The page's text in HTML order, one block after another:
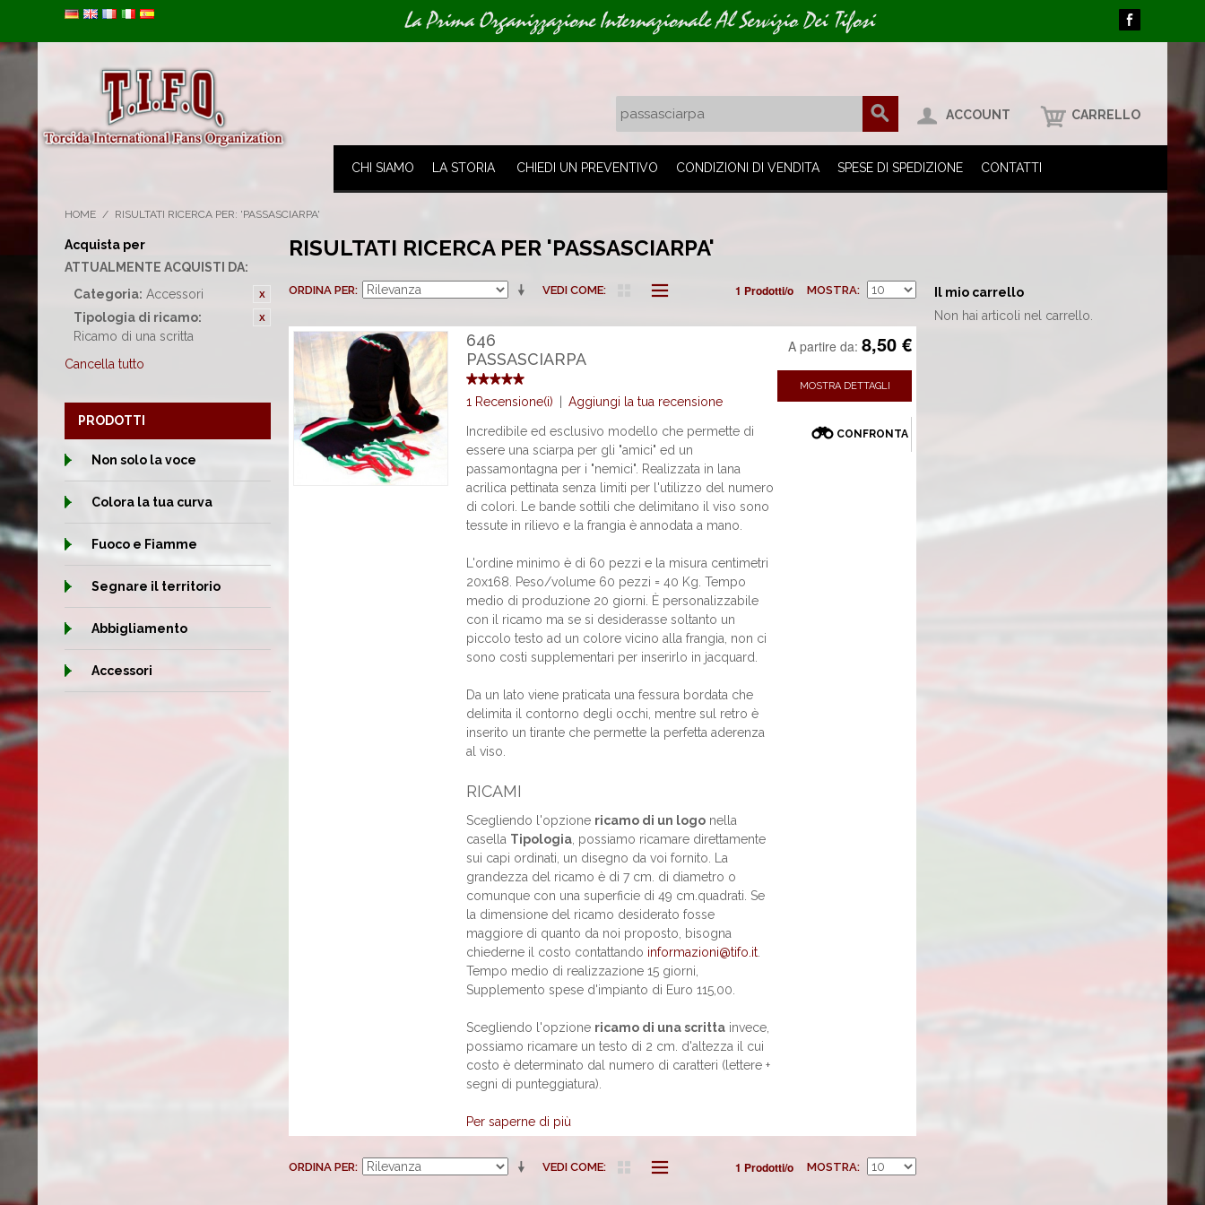
La Prima Organizzazione Internazionale Al Servizio Dei Tifosi
ACCOUNT CARRELLO
CHI SIAMO LA STORIA CHIEDI UN PREVENTIVO CONDIZIONI DI VENDITA SPESE DI SPEDIZIONE CONTATTI
HOME / RISULTATI RICERCA PER: 'PASSASCIARPA'
Acquista per
ATTUALMENTE ACQUISTI DA:
Categoria: Accessori
Tipologia di ricamo:
Ricamo di una scritta
Cancella tutto
RISULTATI RICERCA PER 'PASSASCIARPA'
VEDI COME
ORDINA PER 1 Prodotti/o MOSTRA
646
PASSASCIARPA
1 Recensione(i) Aggiungi la tua recensione
A partire da: 8,50 €
MOSTRA DETTAGLI
CONFRONTA
Incredibile ed esclusivo modello che permette di
essere una sciarpa per gli "amici" ed un
passamontagna per i "nemici". Realizzata in lana
acrilica pettinata senza limiti per l'utilizzo del numero
di colori. Le bande sottili che delimitano il viso sono
tessute in rilievo e la frangia è annodata a mano.
L'ordine minimo è di 60 pezzi e la misura centimetri
20x168. Peso/volume 60 pezzi = 40 Kg. Tempo
medio di produzione 20 giorni. È personalizzabile
con il ricamo ma se si desiderasse soltanto un
piccolo testo ad un colore vicino alla frangia, non ci
sono costi supplementari per inserirlo in jacquard.
Da un lato viene praticata una fessura bordata che
delimita il contorno degli occhi, mentre sul retro è
inserito un tirante che permette la perfetta aderenza
al viso.
RICAMI
Scegliendo l'opzione ricamo di un logonella
casella Tipologia, possiamo ricamare direttamente
sui capi ordinati, un disegno da voi fornito. La
grandezza del ricamo è di 7 cm. di diametro o
comunque con una superficie di 49 cm.quadrati. Se
la dimensione del ricamo desiderato fosse
maggiore di quanto da noi proposto, bisogna
chiederne il costo contattando informazioni@tifo.it.
Tempo medio di realizzazione 15 giorni,
Supplemento spese d'impianto di Euro 115,00.
Scegliendo l'opzione ricamo di una scrittainvece,
possiamo ricamare un testo di 2 cm. d'altezza il cui
costo è determinato dal numero di caratteri (lettere +
segni di punteggiatura).
Per saperne di più
VEDI COME
ORDINA PER 1 Prodotti/o MOSTRA
PRODOTTI
Non solo la voce
Colora la tua curva
Fuoco e Fiamme
Segnare il territorio
Abbigliamento
Accessori
Il mio carrello
Non hai articoli nel carrello.